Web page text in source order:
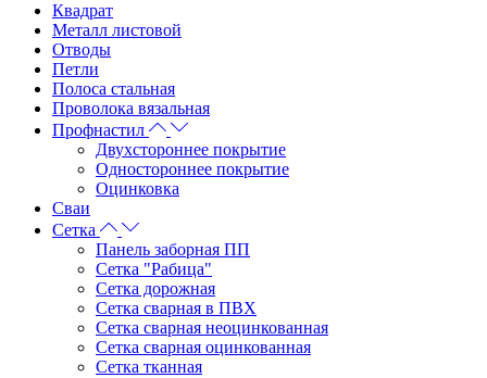
Квадрат
Металл листовой
Отводы
Петли
Полоса стальная
Проволока вязальная
Профнастил
Двухстороннее покрытие
Одностороннее покрытие
Оцинковка
Сваи
Сетка
Панель заборная ПП
Сетка "Рабица"
Сетка дорожная
Сетка сварная в ПВХ
Сетка сварная неоцинкованная
Сетка сварная оцинкованная
Сетка тканная